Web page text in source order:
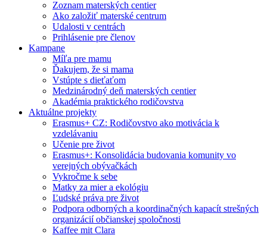
Zoznam materských centier
Ako založiť materské centrum
Udalosti v centrách
Prihlásenie pre členov
Kampane
Míľa pre mamu
Ďakujem, že si mama
Vstúpte s dieťaťom
Medzinárodný deň materských centier
Akadémia praktického rodičovstva
Aktuálne projekty
Erasmus+ CZ: Rodičovstvo ako motivácia k
vzdelávaniu
Učenie pre život
Erasmus+: Konsolidácia budovania komunity vo
verejných obývačkách
Vykročme k sebe
Matky za mier a ekológiu
Ľudské práva pre život
Podpora odborných a koordinačných kapacít strešných
organizácií občianskej spoločnosti
Kaffee mit Clara